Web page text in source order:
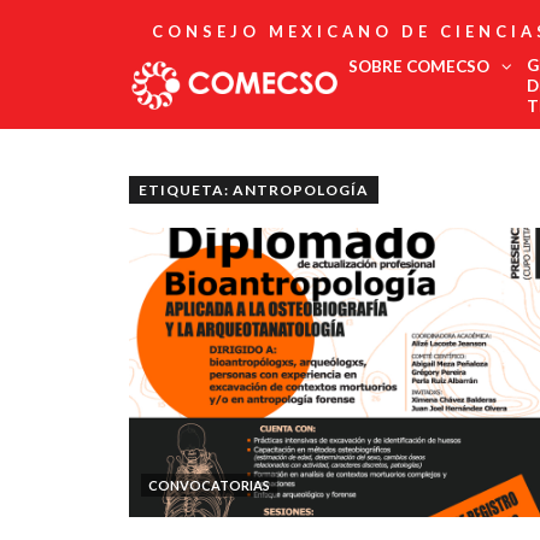
CONSEJO MEXICANO DE
SOBRE COMECSO
Asociados
Estatutos
Fundadores
Publicaciones
Comité Editorial
Boletín
ETIQUETA: ANTROPOLOGÍA
CONVOCATORIAS